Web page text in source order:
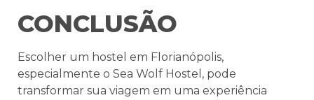
CONCLUSÃO
Escolher um hostel em Florianópolis,
especialmente o Sea Wolf Hostel, pode
transformar sua viagem em uma experiência